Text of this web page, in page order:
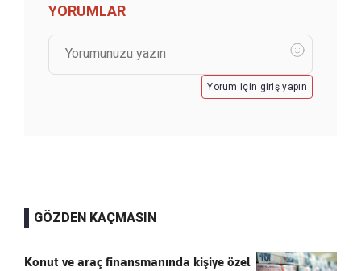
YORUMLAR
Yorum için giriş yapın
GÖZDEN KAÇMASIN
Konut ve araç finansmanında kişiye özel